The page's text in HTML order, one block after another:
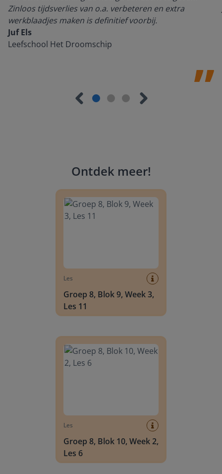
Zinloos tijdsverlies van o.a. verbeteren en extra
werkblaadjes maken is definitief voorbij.
Juf Els
Leefschool Het Droomschip
Ontdek meer!
Les
Groep 8, Blok 9, Week 3,
Les 11
Les
Groep 8, Blok 10, Week 2,
Les 6